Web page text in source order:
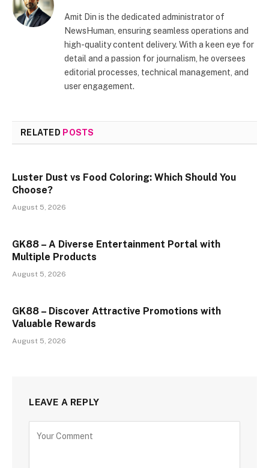
Amit Din is the dedicated administrator of
NewsHuman, ensuring seamless operations and
high-quality content delivery. With a keen eye for
detail and a passion for journalism, he oversees
editorial processes, technical management, and
user engagement.
RELATED POSTS
Luster Dust vs Food Coloring: Which Should You
Choose?
August 5, 2026
GK88 – A Diverse Entertainment Portal with
Multiple Products
August 5, 2026
GK88 – Discover Attractive Promotions with
Valuable Rewards
August 5, 2026
LEAVE A REPLY